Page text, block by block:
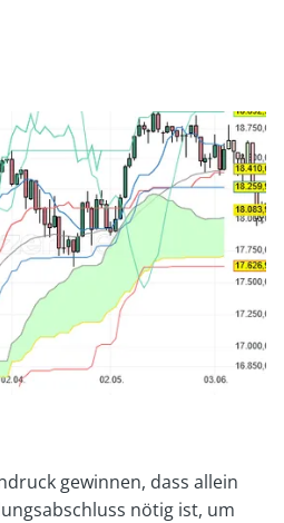
gewinnen, dass allein
nötig ist, um